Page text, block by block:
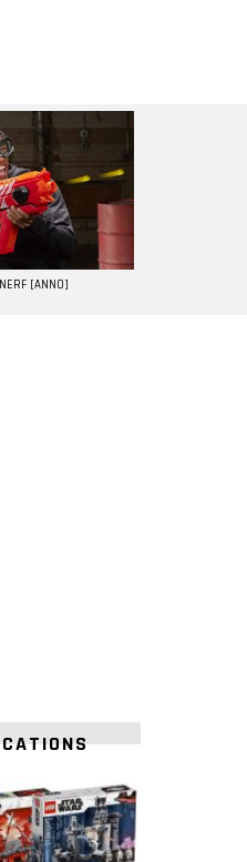
[ANNO]